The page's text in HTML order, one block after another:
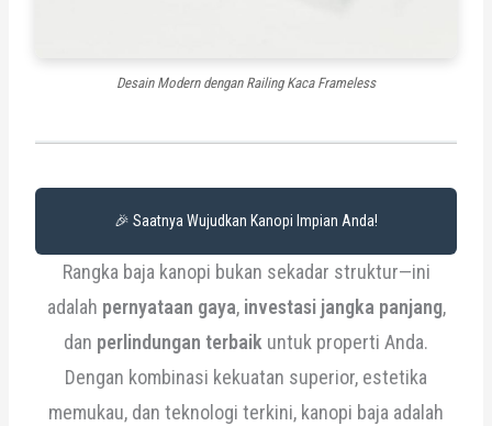
Desain Modern dengan Railing Kaca Frameless
🎉 Saatnya Wujudkan Kanopi Impian Anda!
Rangka baja kanopi bukan sekadar struktur—ini
adalah pernyataan gaya, investasi jangka panjang,
dan perlindungan terbaik untuk properti Anda.
Dengan kombinasi kekuatan superior, estetika
memukau, dan teknologi terkini, kanopi baja adalah